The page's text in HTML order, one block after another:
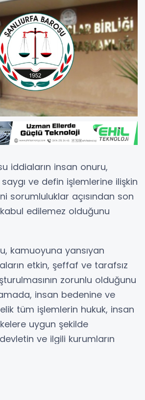
iddiaların insan onuru,
ve defin işlemlerine ilişkin
sorumluluklar açısından son
edilemez olduğunu
kamuoyuna yansıyan
etkin, şeffaf ve tarafsız
zorunlu olduğunu
insan bedenine ve
tüm işlemlerin hukuk, insan
uygun şekilde
ve ilgili kurumların